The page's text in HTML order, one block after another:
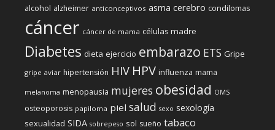
alcohol alzheimer anticonceptivos asma cerebro condilomas
cáncer cáncer de mama células madre
Diabetes dieta ejercicio embarazo ETS Gripe
gripe aviar hipertensión HIV HPV influenza mama
melanoma menopausia mujeres obesidad OMS
osteoporosis papiloma piel salud sexo sexología
sexualidad SIDA sobrepeso sol sueño tabaco